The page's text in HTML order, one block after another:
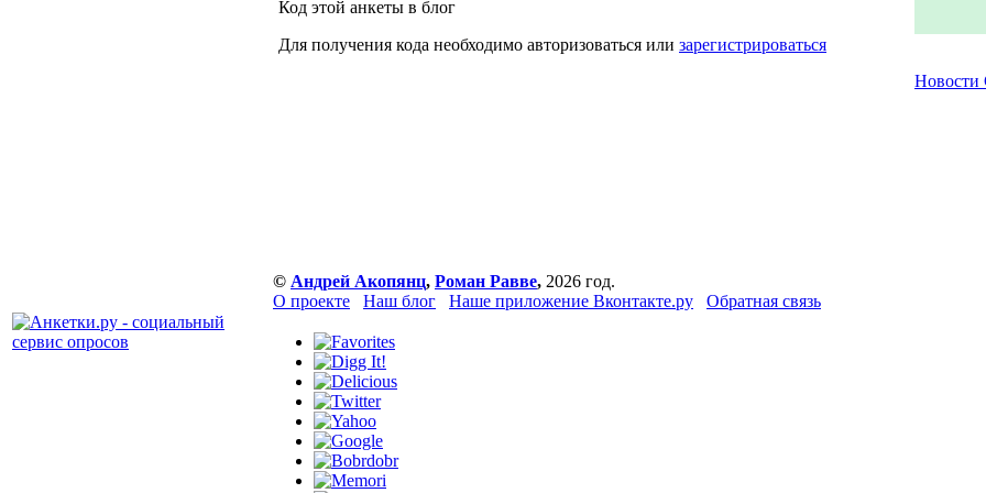
Код этой анкеты в блог
Для получения кода необходимо авторизоваться или зарегистрироваться
© Андрей Акопянц, Роман Равве, 2026 год.
О проекте
Наш блог Наше приложение Вконтакте.ру Обратная связь